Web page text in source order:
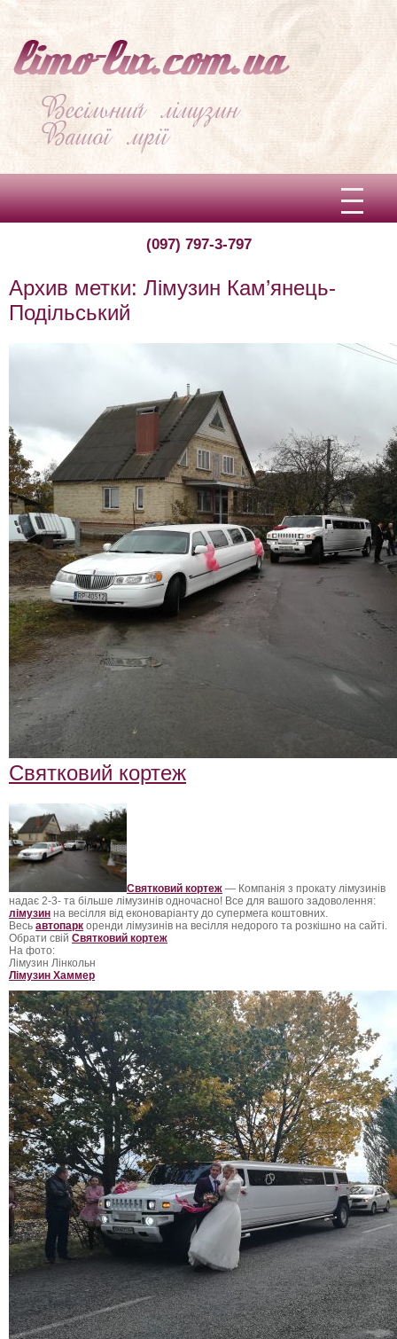
Про limo-lux
Ціни
Статті
Контакти
(097) 797-3-797
Архив метки: Лімузин Кам’янець-
Подільський
Святковий кортеж
Святковий кортеж — Компанія з прокату лімузинів
надає 2-3- та більше лімузинів одночасно! Все для вашого задоволення:
лімузин на весілля від еконоваріанту до супермега коштовних.
Весь автопарк оренди лімузинів на весілля недорого та розкішно на сайті.
Обрати свій Святковий кортеж
На фото:
Лімузин Лінкольн
Лімузин Хаммер